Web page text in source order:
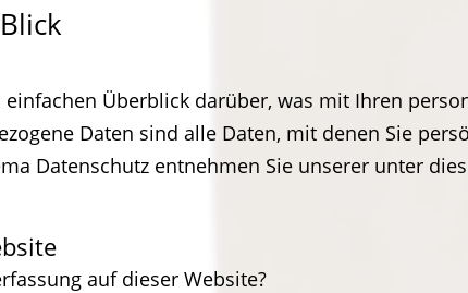
Überblick darüber, was mit Ihren
Daten sind alle Daten, mit denen Sie
Datenschutz entnehmen Sie unserer unter
auf dieser Website?